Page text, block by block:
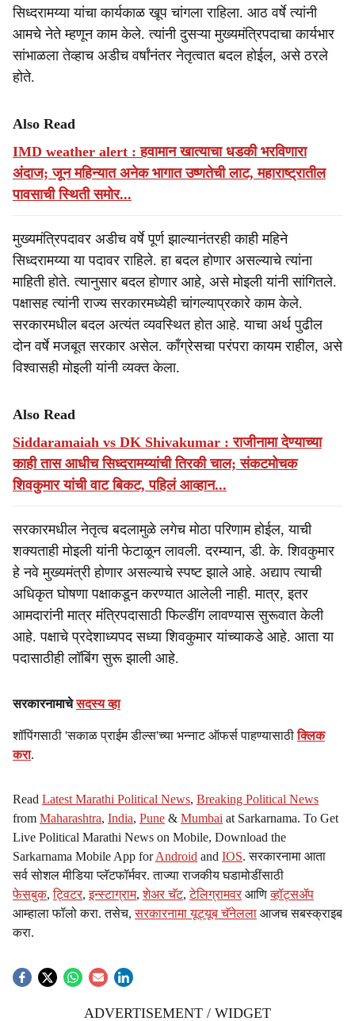
सिध्दरामय्या यांचा कार्यकाळ खूप चांगला राहिला. आठ वर्षे त्यांनी
आमचे नेते म्हणून काम केले. त्यांनी दुसऱ्या मुख्यमंत्रि‍पदाचा कार्यभार
सांभाळला तेव्हाच अडीच वर्षांनंतर नेतृत्वात बदल होईल, असे ठरले
होते.
Also Read
IMD weather alert : हवामान खात्याचा धडकी भरविणारा
अंदाज; जून महिन्यात अनेक भागात उष्णतेची लाट, महाराष्ट्रातील
पावसाची स्थिती समोर...
मुख्यमंत्रि‍पदावर अडीच वर्षे पूर्ण झाल्यानंतरही काही महिने
सिध्दरामय्या या पदावर राहिले. हा बदल होणार असल्याचे त्यांना
माहिती होते. त्यानुसार बदल होणार आहे, असे मोइली यांनी सांगितले.
पक्षासह त्यांनी राज्य सरकारमध्येही चांगल्याप्रकारे काम केले.
सरकारमधील बदल अत्यंत व्यवस्थित होत आहे. याचा अर्थ पुढील
दोन वर्षे मजबूत सरकार असेल. काँग्रेसचा परंपरा कायम राहील, असे
विश्वासही मोइली यांनी व्यक्त केला.
Also Read
Siddaramaiah vs DK Shivakumar : राजीनामा देण्याच्या
काही तास आधीच सिध्दरामय्यांची तिरकी चाल; संकटमोचक
शिवकुमार यांची वाट बिकट, पहिलं आव्हान...
सरकारमधील नेतृत्व बदलामुळे लगेच मोठा परिणाम होईल, याची
शक्यताही मोइली यांनी फेटाळून लावली. दरम्यान, डी. के. शिवकुमार
हे नवे मुख्यमंत्री होणार असल्याचे स्पष्ट झाले आहे. अद्याप त्याची
अधिकृत घोषणा पक्षाकडून करण्यात आलेली नाही. मात्र, इतर
आमदारांनी मात्र मंत्रि‍पदासाठी फिल्डींग लावण्यास सुरूवात केली
आहे. पक्षाचे प्रदेशाध्यपद सध्या शिवकुमार यांच्याकडे आहे. आता या
पदासाठीही लॉबिंग सुरू झाली आहे.
सरकारनामाचेसदस्य व्हा
शॉपिंगसाठी 'सकाळ प्राईम डील्स'च्या भन्नाट ऑफर्स पाहण्यासाठीक्लिक
करा.
Read Latest Marathi Political News, Breaking Political News
from Maharashtra, India, Pune & Mumbai at Sarkarnama. To Get
Live Political Marathi News on Mobile, Download the
Sarkarnama Mobile App forAndroid and IOS. सरकारनामा आता
सर्व सोशल मीडिया प्लॅटफॉर्मवर. ताज्या राजकीय घडामोडींसाठी
फेसबुक,ट्विटर,इन्स्टाग्राम,शेअर चॅट,टेलिग्रामवर आणिव्हॉट्सॲप
आम्हाला फॉलो करा. तसेच,सरकारनामा यूट्यूब चॅनेलला आजच सबस्क्राइब
करा.
ADVERTISEMENT / WIDGET